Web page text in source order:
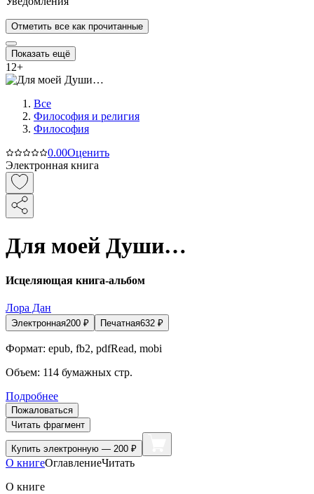
Отметить все как прочитанные
Показать ещё
12+
Все
Философия и религия
Философия
0.00Оценить
Электронная книга
Для моей Души…
Исцеляющая книга-альбом
Лора Дан
Электронная200 ₽ Печатная632 ₽
Формат: epub, fb2, pdfRead, mobi
Объем: 114 бумажных стр.
Подробнее
Пожаловаться
Читать фрагмент
Купить электронную — 200 ₽
О книгеОглавлениеЧитать
О книге